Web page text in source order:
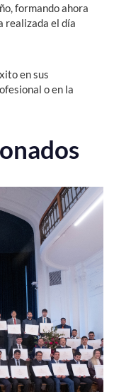
formando ahora
realizada el día
en sus
o en la